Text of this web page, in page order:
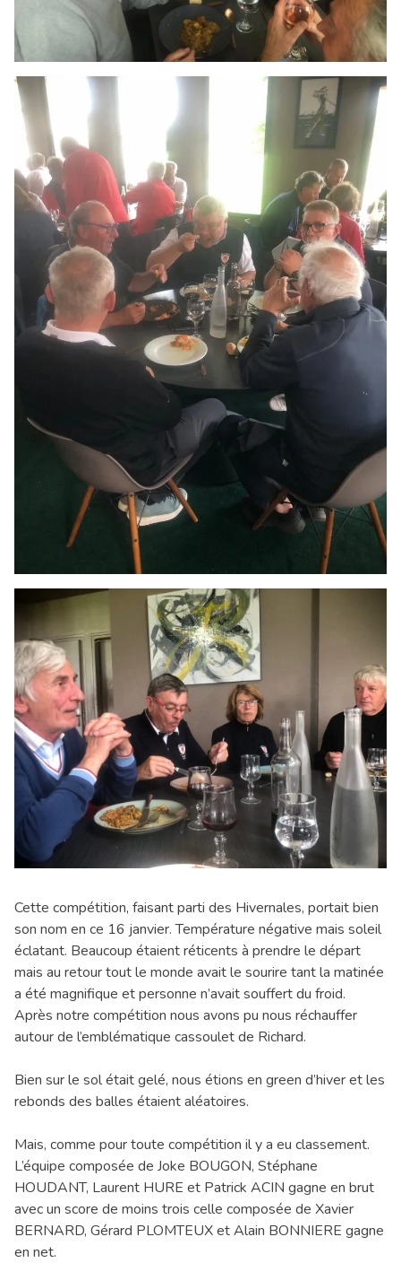
Cette compétition, faisant parti des Hivernales, portait bien
son nom en ce 16 janvier. Température négative mais soleil
éclatant. Beaucoup étaient réticents à prendre le départ
mais au retour tout le monde avait le sourire tant la matinée
a été magnifique et personne n’avait souffert du froid.
Après notre compétition nous avons pu nous réchauffer
autour de l’emblématique cassoulet de Richard.
Bien sur le sol était gelé, nous étions en green d’hiver et les
rebonds des balles étaient aléatoires.
Mais, comme pour toute compétition il y a eu classement.
L’équipe composée de Joke BOUGON, Stéphane
HOUDANT, Laurent HURE et Patrick ACIN gagne en brut
avec un score de moins trois celle composée de Xavier
BERNARD, Gérard PLOMTEUX et Alain BONNIERE gagne
en net.